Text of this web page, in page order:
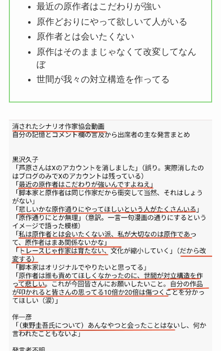
最近の原作者はこだわりが強い
原作どおりにやって欲しいて人がいる
原作者とは会いたくない
原作はそのままじゃなくて改変してなん
ぼ
世間が我々の対立構造を作ってる